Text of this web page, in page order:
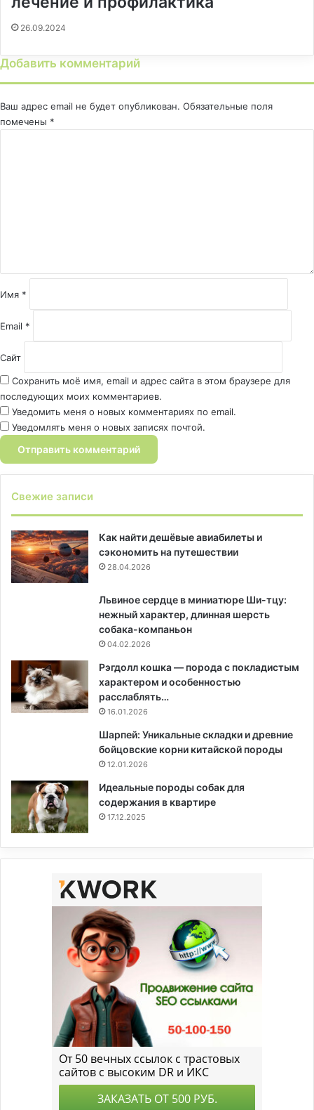
26.09.2024
Добавить комментарий
Ваш адрес email не будет опубликован. Обязательные поля
помечены *
и
й
Имя *
Email *
Сайт
Сохранить моё имя, email и адрес сайта в этом браузере для
последующих моих комментариев.
Уведомить меня о новых комментариях по email.
Уведомлять меня о новых записях почтой.
Свежие записи
Как найти дешёвые авиабилеты и
сэкономить на путешествии
28.04.2026
Львиное сердце в миниатюре Ши-тцу:
нежный характер, длинная шерсть
собака-компаньон
04.02.2026
Рэгдолл кошка — порода с покладистым
характером и особенностью
расслаблять…
16.01.2026
Шарпей: Уникальные складки и древние
бойцовские корни китайской породы
12.01.2026
Идеальные породы собак для
содержания в квартире
17.12.2025